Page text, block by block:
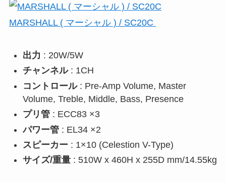
MARSHALL ( マーシャル ) / SC20C
出力 : 20W/5W
チャンネル: 1CH
コントロール: Pre-Amp Volume, Master
Volume, Treble, Middle, Bass, Presence
プリ管: ECC83 ×3
パワー管: EL34 ×2
スピーカー : 1×10 (Celestion V-Type)
サイズ/重量: 510W x 460H x 255D mm/14.55kg